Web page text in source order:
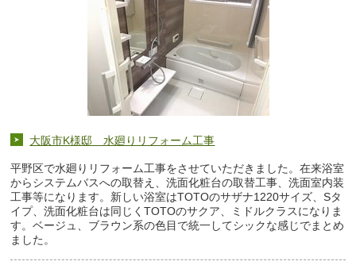
大阪市K様邸 水廻りリフォーム工事
平野区で水廻りリフォーム工事をさせていただきました。在来浴室
からシステムバスへの取替え、洗面化粧台の取替工事、洗面室内装
工事等になります。新しい浴室はTOTOのサザナ1220サイズ、Sタ
イプ、洗面化粧台は同じくTOTOのサクア、ミドルクラスになりま
す。ベージュ、ブラウン系の色目で統一してシックな感じでまとめ
ました。